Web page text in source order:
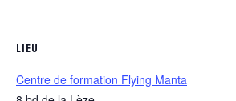
LIEU
Centre de formation Flying Manta